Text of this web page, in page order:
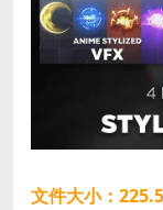
文件大小：